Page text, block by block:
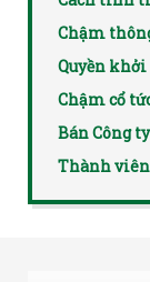
Chậm
Quyền khởi
Chậm cổ
Bán Công
Thành